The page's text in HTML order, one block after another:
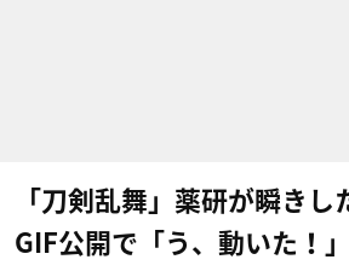
「刀剣乱舞」薬研が瞬きし
GIF公開で「う、動いた！